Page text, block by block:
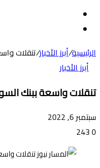
المظلم
الرئيسية/أبرز الأخبار/تنقلات
أبرز الأخبار
تنقلات واسعة ببنك
سبتمبر 6, 2022
0